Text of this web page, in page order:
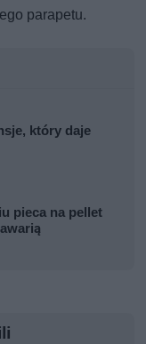
parapetu.
który daje
pieca na pellet